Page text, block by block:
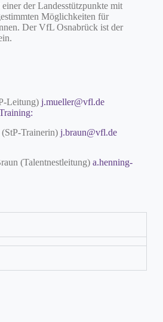
der Landesstützpunkte mit
Möglichkeiten für
Der VfL Osnabrück ist der
Leitung) j.mueller@vfl.de
Trainerin) j.braun@vfl.de
(Talentnestleitung) a.henning-